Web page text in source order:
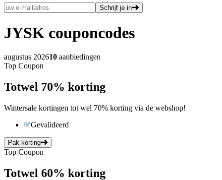
Schrijf je in
JYSK couponcodes
augustus 202610 aanbiedingen
Top Coupon
Totwel 70% korting
Wintersale kortingen tot wel 70% korting via de webshop!
Gevalideerd
Pak korting
Top Coupon
Totwel 60% korting